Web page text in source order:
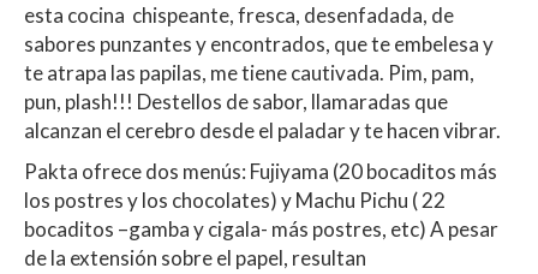
esta cocina chispeante, fresca, desenfadada, de
sabores punzantes y encontrados, que te embelesa y
te atrapa las papilas, me tiene cautivada. Pim, pam,
pun, plash!!! Destellos de sabor, llamaradas que
alcanzan el cerebro desde el paladar y te hacen vibrar.
Pakta ofrece dos menús: Fujiyama (20 bocaditos más
los postres y los chocolates) y Machu Pichu ( 22
bocaditos –gamba y cigala- más postres, etc) A pesar
de la extensión sobre el papel, resultan